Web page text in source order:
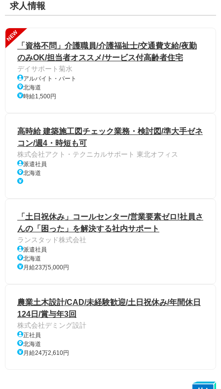
求人情報
NEW
「資格不問」介護職員/介護福祉士/交通費支給/夜勤
のみOK/担当者オススメ/サービス付高齢者住宅
デイサポート菊水
アルバイト・パート
北海道
時給1,500円
高時給 建築施工図チェック業務・検討図/準大手ゼネ
コン/週4・時短も可
株式会社アクト・テクニカルサポート 東北オフィス
派遣社員
北海道
「土日祝休み」コールセンター/営業要素ゼロ!社員さ
んの「困った」を解決する社内サポート
ランスタッド株式会社
派遣社員
北海道
月給23万5,000円
農業土木設計/CAD/未経験歓迎/土日祝休み/年間休日
124日/賞与年3回
株式会社デミング設計
正社員
北海道
月給24万2,610円